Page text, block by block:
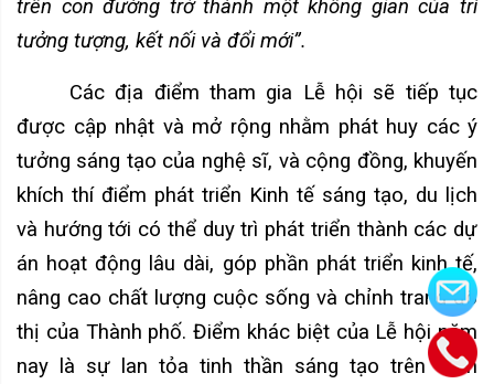
trên con đường trở thành một không gian của trí
tưởng tượng, kết nối và đổi mới”.
Các địa điểm tham gia Lễ hội sẽ tiếp tục
được cập nhật và mở rộng nhằm phát huy các ý
tưởng sáng tạo của nghệ sĩ, và cộng đồng, khuyến
khích thí điểm phát triển Kinh tế sáng tạo, du lịch
và hướng tới có thể duy trì phát triển thành các dự
án hoạt động lâu dài, góp phần phát triển kinh tế,
nâng cao chất lượng cuộc sống và chỉnh trang đô
thị của Thành phố. Điểm khác biệt của Lễ hội năm
nay là sự lan tỏa tinh thần sáng tạo trên toàn